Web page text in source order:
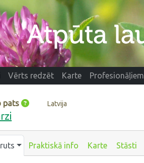
Vērts redzēt Karte Profesionāļiem
pats Latvija
Praktiskā info Karte Stāsti